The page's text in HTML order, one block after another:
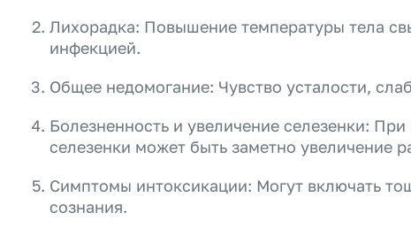
Лихорадка: Повышение температуры тела
инфекцией.
Общее недомогание: Чувство усталости,
Болезненность и увеличение селезенки:
селезенки может быть заметно увеличение
Симптомы интоксикации: Могут включать
сознания.